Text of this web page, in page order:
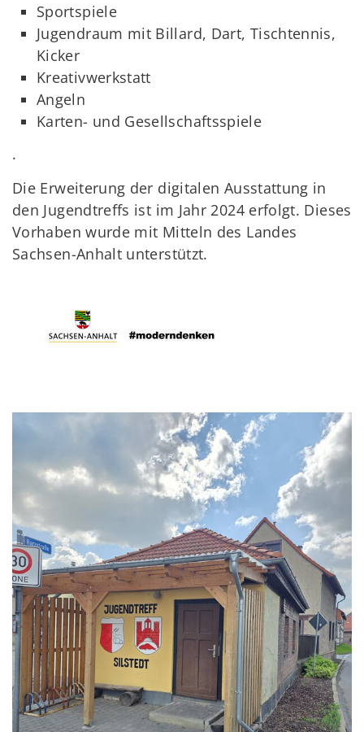
Sportspiele
Jugendraum mit Billard, Dart, Tischtennis,
Kicker
Kreativwerkstatt
Angeln
Karten- und Gesellschaftsspiele
.
Die Erweiterung der digitalen Ausstattung in
den Jugendtreffs ist im Jahr 2024 erfolgt. Dieses
Vorhaben wurde mit Mitteln des Landes
Sachsen-Anhalt unterstützt.